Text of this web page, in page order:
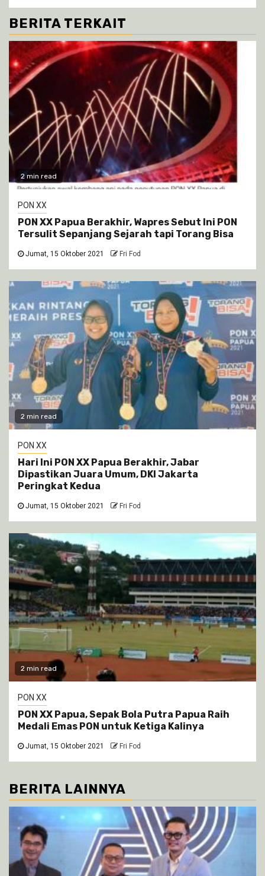
BERITA TERKAIT
2 min read
PON XX
PON XX Papua Berakhir, Wapres Sebut Ini PON
Tersulit Sepanjang Sejarah tapi Torang Bisa
Jumat, 15 Oktober 2021 Fri Fod
2 min read
PON XX
Hari Ini PON XX Papua Berakhir, Jabar
Dipastikan Juara Umum, DKI Jakarta
Peringkat Kedua
Jumat, 15 Oktober 2021 Fri Fod
2 min read
PON XX
PON XX Papua, Sepak Bola Putra Papua Raih
Medali Emas PON untuk Ketiga Kalinya
Jumat, 15 Oktober 2021 Fri Fod
BERITA LAINNYA